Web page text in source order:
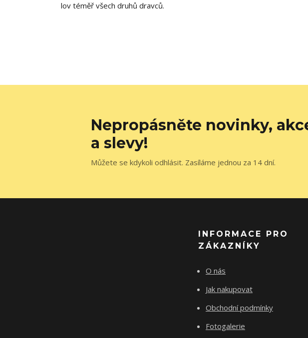
lov téměř všech druhů dravců.
Nepropásněte novinky,
a slevy!
Můžete se kdykoli odhlásit. Zasíláme jednou za 14 dní.
INFORMACE PRO
ZÁKAZNÍKY
O nás
Jak nakupovat
Obchodní podmínky
Fotogalerie